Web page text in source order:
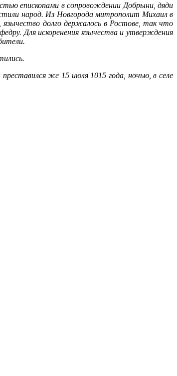
епи­ско­па­ми в со­про­вож­де­нии Доб­ры­ни, дя­ди
на­род. Из Нов­го­ро­да мит­ро­по­лит Ми­ха­ил в
язы­че­ство дол­го дер­жа­лось в Ро­сто­ве, так что
Для ис­ко­ре­не­ния язы­че­ства и утвер­жде­ния
же 15 июля 1015 го­да, но­чью, в се­ле